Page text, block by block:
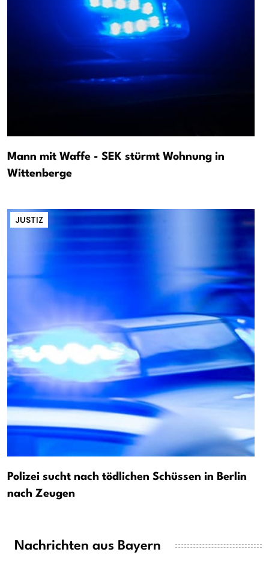
Mann mit Waffe - SEK stürmt Wohnung in
Wittenberge
JUSTIZ
Polizei sucht nach tödlichen Schüssen in Berlin
nach Zeugen
Nachrichten aus Bayern